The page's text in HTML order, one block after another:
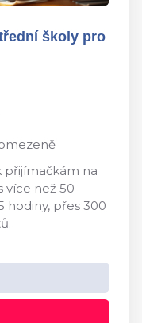
školy pro
přijímačkám na
více než 50
hodiny, přes 300